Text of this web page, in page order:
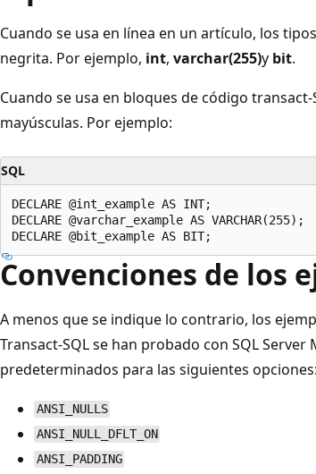
Cuando se usa en línea en un artículo, los
negrita. Por ejemplo, int, varchar(255)y bit.
Cuando se usa en bloques de código
mayúsculas. Por ejemplo:
SQL
DECLARE @int_example AS INT;
DECLARE @varchar_example AS VARCHAR(255);
Convenciones de los
A menos que se indique lo contrario, los
Transact-SQL se han probado con SQL
predeterminados para las siguientes opciones:
ANSI_NULLS
ANSI_NULL_DFLT_ON
ANSI_PADDING